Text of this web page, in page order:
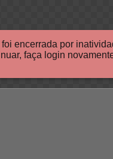
encerrada por
faça login